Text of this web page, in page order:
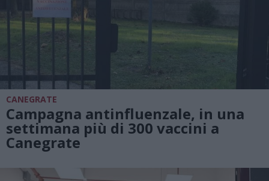
CANEGRATE
Campagna antinfluenzale, in una
settimana più di 300 vaccini a
Canegrate